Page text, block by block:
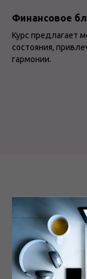
Финансовое
Курс предлагает
состояния,
гармонии.